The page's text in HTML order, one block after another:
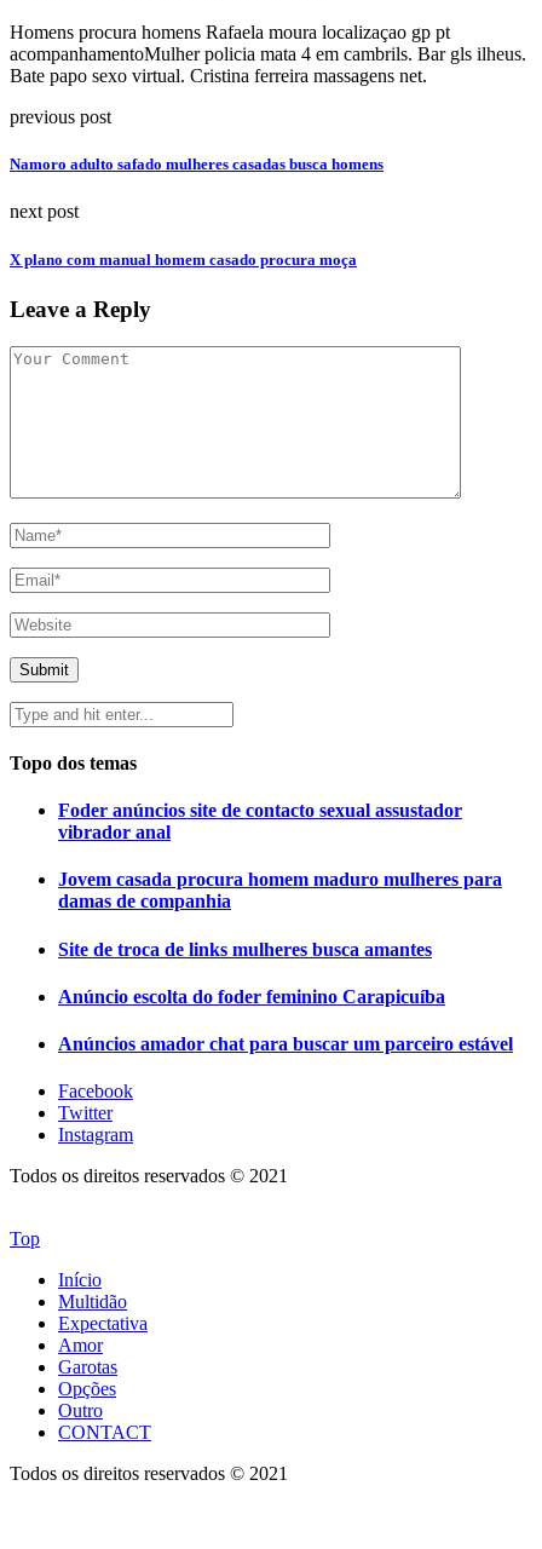
Homens procura homens Rafaela moura localizaçao gp pt
acompanhamentoMulher policia mata 4 em cambrils. Bar gls ilheus.
Bate papo sexo virtual. Cristina ferreira massagens net.
previous post
Namoro adulto safado mulheres casadas busca homens
next post
X plano com manual homem casado procura moça
Leave a Reply
Topo dos temas
Foder anúncios site de contacto sexual assustador
vibrador anal
Jovem casada procura homem maduro mulheres para
damas de companhia
Site de troca de links mulheres busca amantes
Anúncio escolta do foder feminino Carapicuíba
Anúncios amador chat para buscar um parceiro estável
Facebook
Twitter
Instagram
Todos os direitos reservados © 2021
Top
Início
Multidão
Expectativa
Amor
Garotas
Opções
Outro
CONTACT
Todos os direitos reservados © 2021